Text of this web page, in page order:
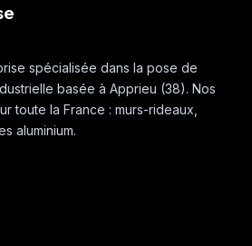
spécialisée dans la pose de
basée à Apprieu (38). Nos
toute la France : murs-rideaux,
aluminium.